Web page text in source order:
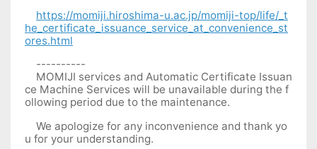
https://momiji.hiroshima-u.ac.jp/momiji-top/life/_t
he_certificate_issuance_service_at_convenience_st
ores.html
----------
MOMIJI services and Automatic Certificate Issuan
ce Machine Services will be unavailable during the f
ollowing period due to the maintenance.
We apologize for any inconvenience and thank yo
u for your understanding.